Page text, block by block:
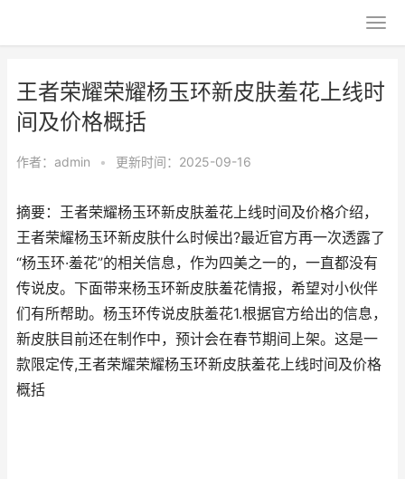
王者荣耀荣耀杨玉环新皮肤羞花上线时
间及价格概括
作者： admin • 更新时间：2025-09-16
摘要：王者荣耀杨玉环新皮肤羞花上线时间及价格介绍，
王者荣耀杨玉环新皮肤什么时候出?最近官方再一次透露了
“杨玉环·羞花”的相关信息，作为四美之一的，一直都没有
传说皮。下面带来杨玉环新皮肤羞花情报，希望对小伙伴
们有所帮助。杨玉环传说皮肤羞花1.根据官方给出的信息，
新皮肤目前还在制作中，预计会在春节期间上架。这是一
款限定传,王者荣耀荣耀杨玉环新皮肤羞花上线时间及价格
概括